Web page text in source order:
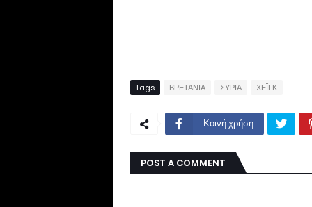
Tags ΒΡΕΤΑΝΙΑ ΣΥΡΙΑ ΧΕΪΓΚ
Κοινή χρήση
POST A COMMENT